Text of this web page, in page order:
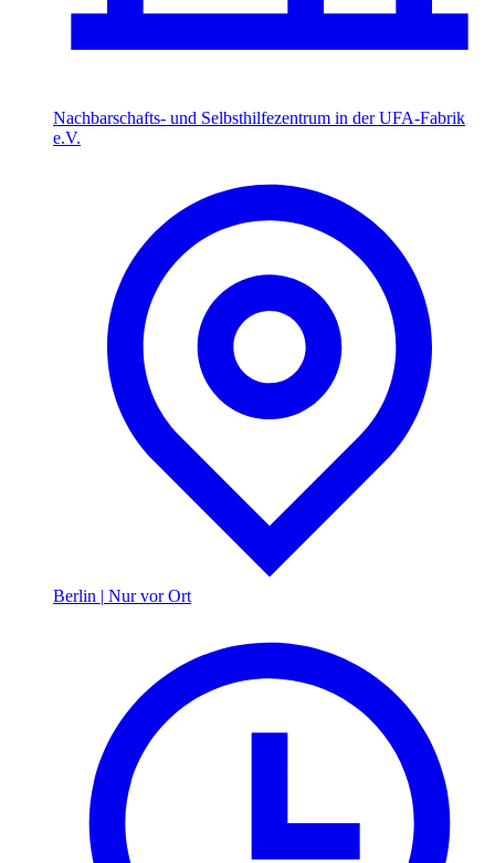
Nachbarschafts- und Selbsthilfezentrum in der UFA-Fabrik
e.V.
Berlin | Nur vor Ort